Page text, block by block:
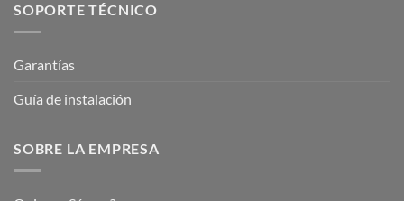
SOPORTE TÉCNICO
Garantías
Guía de instalación
SOBRE LA EMPRESA